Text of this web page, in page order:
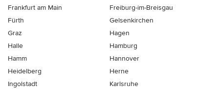
Frankfurt am Main
Freiburg-im-Breisgau
Fürth
Gelsenkirchen
Graz
Hagen
Halle
Hamburg
Hamm
Hannover
Heidelberg
Herne
Ingolstadt
Karlsruhe